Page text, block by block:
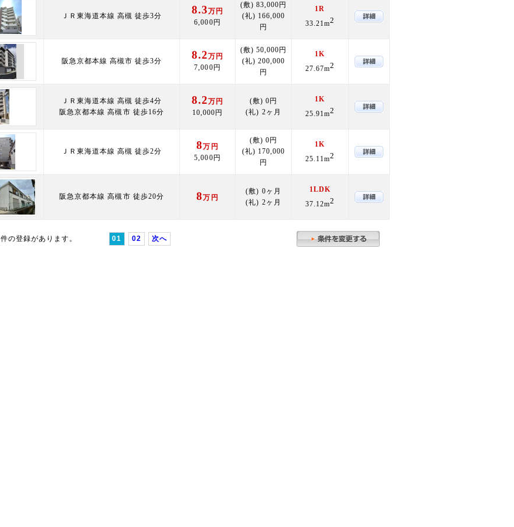
ＪＲ東海道本線 高槻 徒歩3分 8.3万円
6,000円
(敷) 83,000円
(礼) 166,000
円
1R
33.21m2
阪急京都本線 高槻市 徒歩3分 8.2万円
7,000円
(敷) 50,000円
(礼) 200,000
円
1K
27.67m2
ＪＲ東海道本線 高槻 徒歩4分
阪急京都本線 高槻市 徒歩16分
8.2万円
10,000円
(敷) 0円
(礼) 2ヶ月
1K
25.91m2
ＪＲ東海道本線 高槻 徒歩2分 8万円
5,000円
(敷) 0円
(礼) 170,000
円
1K
25.11m2
阪急京都本線 高槻市 徒歩20分 8万円
(敷) 0ヶ月
(礼) 2ヶ月
1LDK
37.12m2
件の登録があります。 01 02 次へ